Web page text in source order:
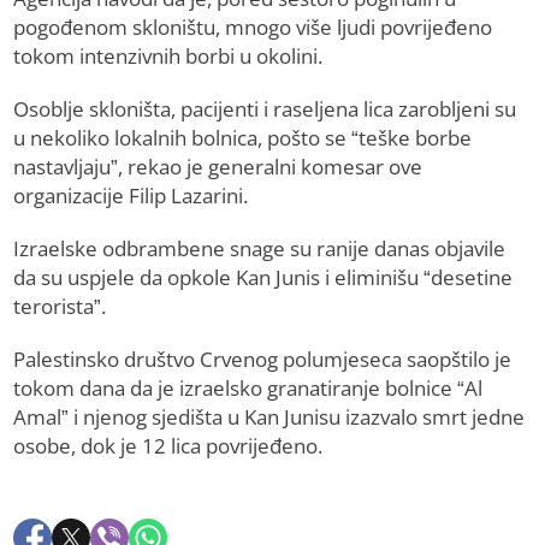
pogođenom skloništu, mnogo više ljudi povrijeđeno
tokom intenzivnih borbi u okolini.
Osoblje skloništa, pacijenti i raseljena lica zarobljeni su
u nekoliko lokalnih bolnica, pošto se “teške borbe
nastavljaju”, rekao je generalni komesar ove
organizacije Filip Lazarini.
Izraelske odbrambene snage su ranije danas objavile
da su uspjele da opkole Kan Junis i eliminišu “desetine
terorista”.
Palestinsko društvo Crvenog polumjeseca saopštilo je
tokom dana da je izraelsko granatiranje bolnice “Al
Amal” i njenog sjedišta u Kan Junisu izazvalo smrt jedne
osobe, dok je 12 lica povrijeđeno.